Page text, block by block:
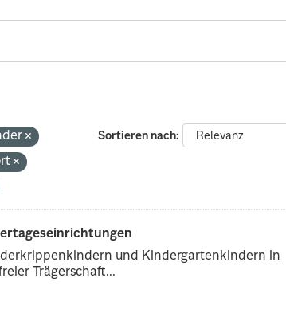
Sortieren nach
und Kindergartenkindern in
Trägerschaft...